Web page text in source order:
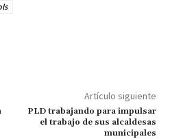
Artículo siguiente
PLD trabajando para impulsar
el trabajo de sus alcaldesas
municipales